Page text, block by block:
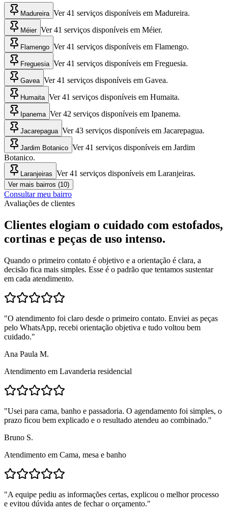
Madureira Ver 41 serviços disponíveis em Madureira.
Méier Ver 41 serviços disponíveis em Méier.
Flamengo Ver 41 serviços disponíveis em Flamengo.
Freguesia Ver 41 serviços disponíveis em Freguesia.
Gavea Ver 41 serviços disponíveis em Gavea.
Humaita Ver 41 serviços disponíveis em Humaita.
Ipanema Ver 42 serviços disponíveis em Ipanema.
Jacarepagua Ver 43 serviços disponíveis em Jacarepagua.
Jardim Botanico Ver 41 serviços disponíveis em Jardim
Botanico.
Laranjeiras Ver 41 serviços disponíveis em Laranjeiras.
Ver mais bairros (10)
Consultar meu bairro
Avaliações de clientes
Clientes elogiam o cuidado com estofados,
cortinas e peças de uso intenso.
Quando o primeiro contato é objetivo e a orientação é clara, a
decisão fica mais simples. Esse é o padrão que tentamos sustentar
em cada atendimento.
"O atendimento foi claro desde o primeiro contato. Enviei as peças
pelo WhatsApp, recebi orientação objetiva e tudo voltou bem
cuidado."
Ana Paula M.
Atendimento em Lavanderia residencial
"Usei para cama, banho e passadoria. O agendamento foi simples, o
prazo ficou bem explicado e o resultado atendeu ao combinado."
Bruno S.
Atendimento em Cama, mesa e banho
"A equipe pediu as informações certas, explicou o melhor processo
e evitou dúvida antes de fechar o orçamento."